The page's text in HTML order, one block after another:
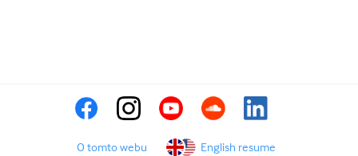
O tomto webu English resume